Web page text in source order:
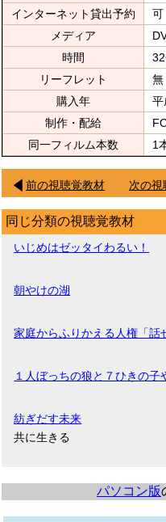
インターネット貸出予約
可
メディア
時間
リーフレット
無
購入年
平
制作・配給
同一フィルム本数
1
前の視聴覚教材 次の視
同じ分類の視聴覚教材
いじめはゼッタイわるい！
朝やけの湖
家庭からふりかえる人権「話
１人ぼっちの狼と７ひきの子
紡ぎだす未来
共に生きる
パソコン版